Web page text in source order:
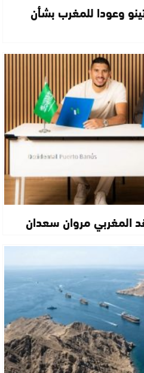
وعودا للمغرب بشأن
المغربي مروان سعدان